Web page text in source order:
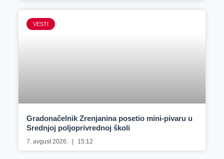
VESTI
Gradonačelnik Zrenjanina posetio mini-pivaru u
Srednjoj poljoprivrednoj školi
7. avgust 2026. 15:12